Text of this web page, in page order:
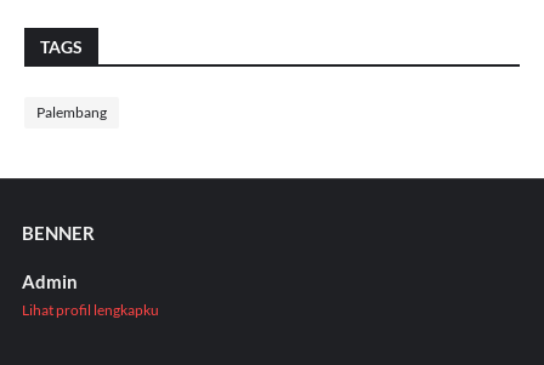
TAGS
Palembang
BENNER
Admin
Lihat profil lengkapku